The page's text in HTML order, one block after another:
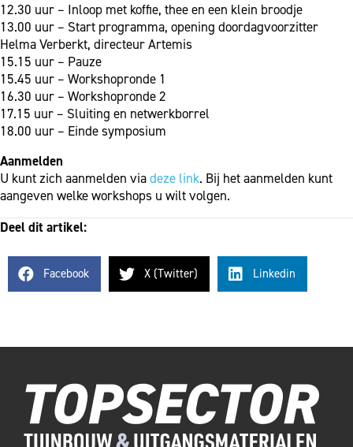
12.30 uur – Inloop met koffie, thee en een klein broodje
13.00 uur – Start programma, opening doordagvoorzitter
Helma Verberkt, directeur Artemis
15.15 uur – Pauze
15.45 uur – Workshopronde 1
16.30 uur – Workshopronde 2
17.15 uur – Sluiting en netwerkborrel
18.00 uur – Einde symposium
Aanmelden
U kunt zich aanmelden viadeze link. Bij het aanmelden kunt
aangeven welke workshops u wilt volgen.
Deel dit artikel:
Facebook X (Twitter) Linkedin